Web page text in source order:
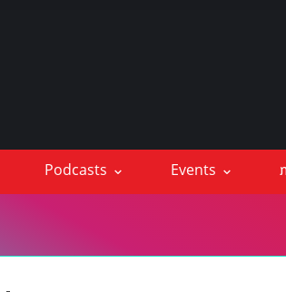
Podcasts Events